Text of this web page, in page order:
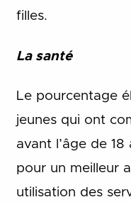
filles.
La santé
Le pourcentage
jeunes qui ont
avant l’âge de
pour un meilleur
utilisation des